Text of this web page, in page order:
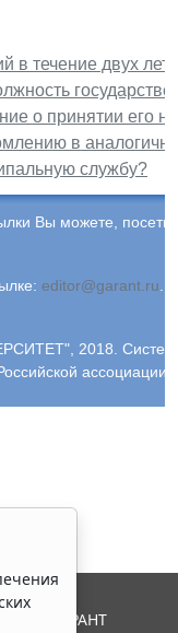
течение двух лет
о принятии его
в
службу?
Вы можете,
editor@garant.ru
2018. Система
ГАРАНТ